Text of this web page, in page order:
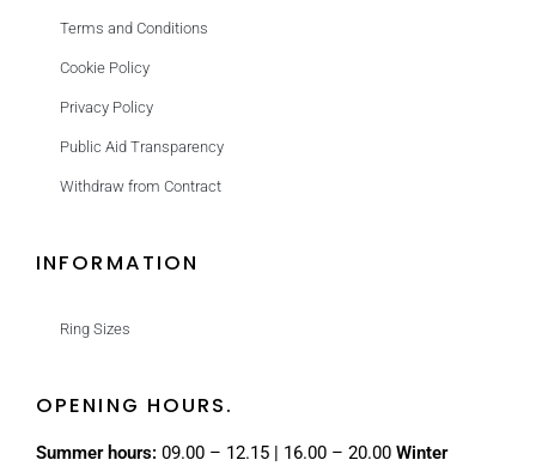
Terms and Conditions
Cookie Policy
Privacy Policy
Public Aid Transparency
Withdraw from Contract
INFORMATION
Ring Sizes
OPENING HOURS.
Summer hours: 09.00 – 12.15 | 16.00 – 20.00 Winter